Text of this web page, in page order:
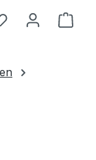
Du hast 0